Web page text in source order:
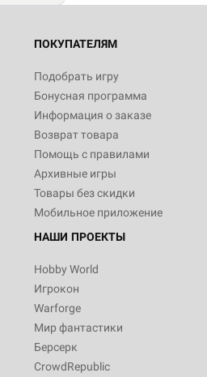
ПОКУПАТЕЛЯМ
Подобрать игру
Бонусная программа
Информация о заказе
Возврат товара
Помощь с правилами
Архивные игры
Товары без скидки
Мобильное приложение
НАШИ ПРОЕКТЫ
Hobby World
Игрокон
Warforge
Мир фантастики
Берсерк
CrowdRepublic